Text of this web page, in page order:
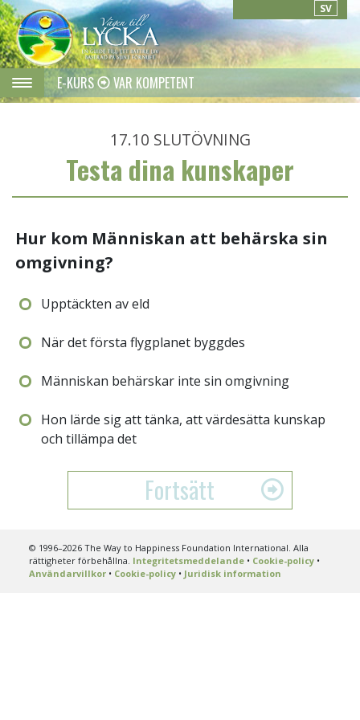
SV
E-KURS VAR KOMPETENT
17.10 SLUTÖVNING
Testa dina kunskaper
Hur kom Människan att behärska sin
omgivning?
Upptäckten av eld
När det första flygplanet byggdes
Människan behärskar inte sin omgivning
Hon lärde sig att tänka, att värdesätta kunskap
och tillämpa det
Fortsätt
© 1996–2026 The Way to Happiness Foundation International. Alla
rättigheter förbehållna. Integritetsmeddelande• Cookie-policy•
Användarvillkor• Cookie-policy• Juridisk information